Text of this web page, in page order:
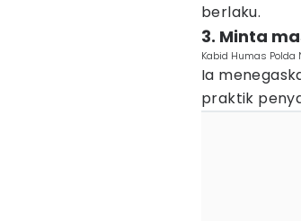
berlaku.
3. Minta
Kabid Humas Polda
Ia
praktik